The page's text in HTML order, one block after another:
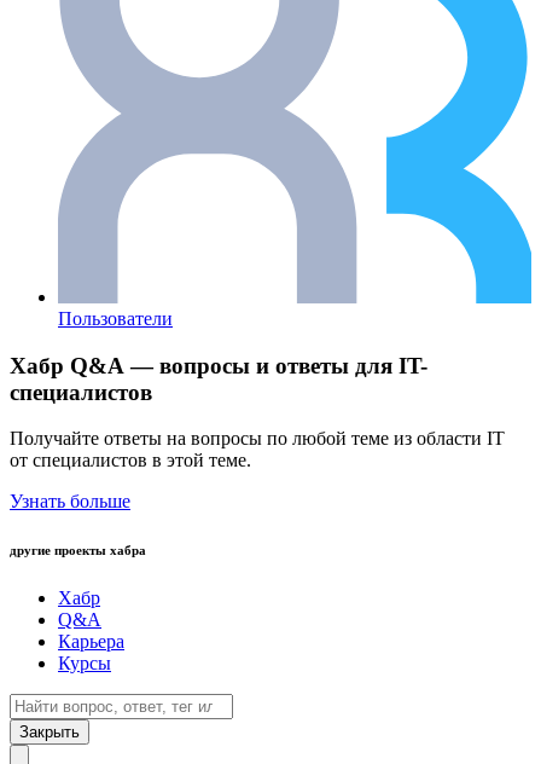
Пользователи
Хабр Q&A — вопросы и ответы для IT-
специалистов
Получайте ответы на вопросы по любой теме из области IT
от специалистов в этой теме.
Узнать больше
другие проекты хабра
Хабр
Q&A
Карьера
Курсы
Закрыть